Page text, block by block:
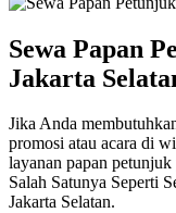
Sewa Papan
Jakarta
Jika Anda
promosi atau acara di
layanan papan
Salah Satunya Seperti
Jakarta Selatan.